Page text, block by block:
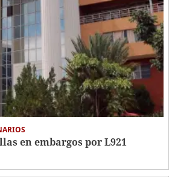
en embargos por L921